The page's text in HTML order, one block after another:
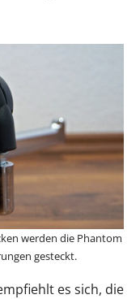
werden die Phantom
gesteckt.
es sich, die